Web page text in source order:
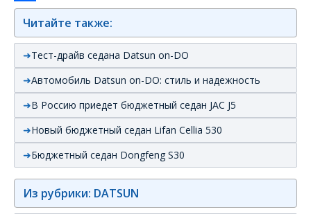
Отправить
Читайте также:
Тест-драйв седана Datsun on-DO
Автомобиль Datsun on-DO: стиль и надежность
В Россию приедет бюджетный седан JAC J5
Новый бюджетный седан Lifan Cellia 530
Бюджетный седан Dongfeng S30
Из рубрики: DATSUN